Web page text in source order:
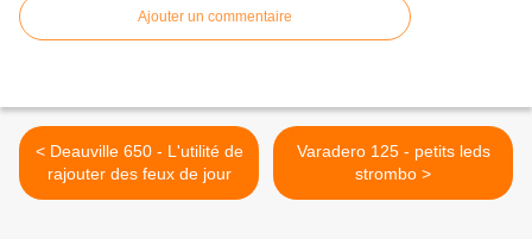
Ajouter un commentaire
< Deauville 650 - L'utilité de
rajouter des feux de jour
Varadero 125 - petits leds
strombo >